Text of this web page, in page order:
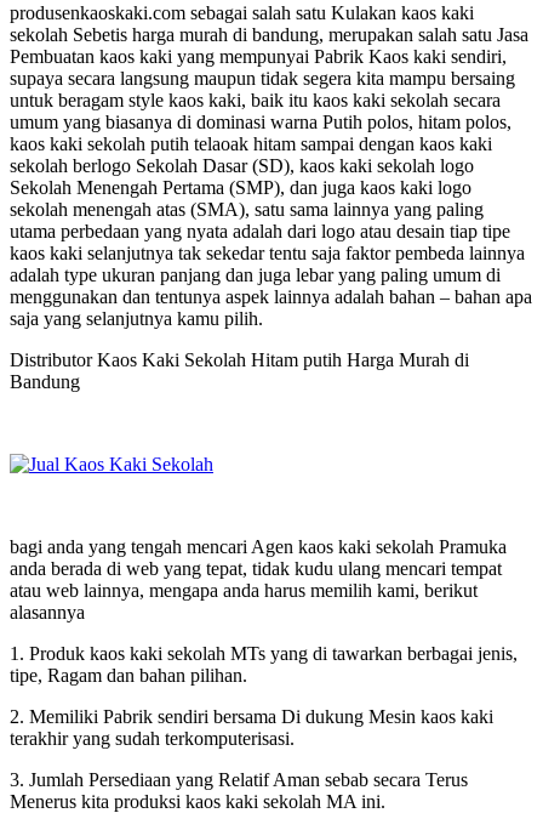
produsenkaoskaki.com sebagai salah satu Kulakan kaos kaki
sekolah Sebetis harga murah di bandung, merupakan salah satu Jasa
Pembuatan kaos kaki yang mempunyai Pabrik Kaos kaki sendiri,
supaya secara langsung maupun tidak segera kita mampu bersaing
untuk beragam style kaos kaki, baik itu kaos kaki sekolah secara
umum yang biasanya di dominasi warna Putih polos, hitam polos,
kaos kaki sekolah putih telaoak hitam sampai dengan kaos kaki
sekolah berlogo Sekolah Dasar (SD), kaos kaki sekolah logo
Sekolah Menengah Pertama (SMP), dan juga kaos kaki logo
sekolah menengah atas (SMA), satu sama lainnya yang paling
utama perbedaan yang nyata adalah dari logo atau desain tiap tipe
kaos kaki selanjutnya tak sekedar tentu saja faktor pembeda lainnya
adalah type ukuran panjang dan juga lebar yang paling umum di
menggunakan dan tentunya aspek lainnya adalah bahan – bahan apa
saja yang selanjutnya kamu pilih.
Distributor Kaos Kaki Sekolah Hitam putih Harga Murah di
Bandung
bagi anda yang tengah mencari Agen kaos kaki sekolah Pramuka
anda berada di web yang tepat, tidak kudu ulang mencari tempat
atau web lainnya, mengapa anda harus memilih kami, berikut
alasannya
1. Produk kaos kaki sekolah MTs yang di tawarkan berbagai jenis,
tipe, Ragam dan bahan pilihan.
2. Memiliki Pabrik sendiri bersama Di dukung Mesin kaos kaki
terakhir yang sudah terkomputerisasi.
3. Jumlah Persediaan yang Relatif Aman sebab secara Terus
Menerus kita produksi kaos kaki sekolah MA ini.